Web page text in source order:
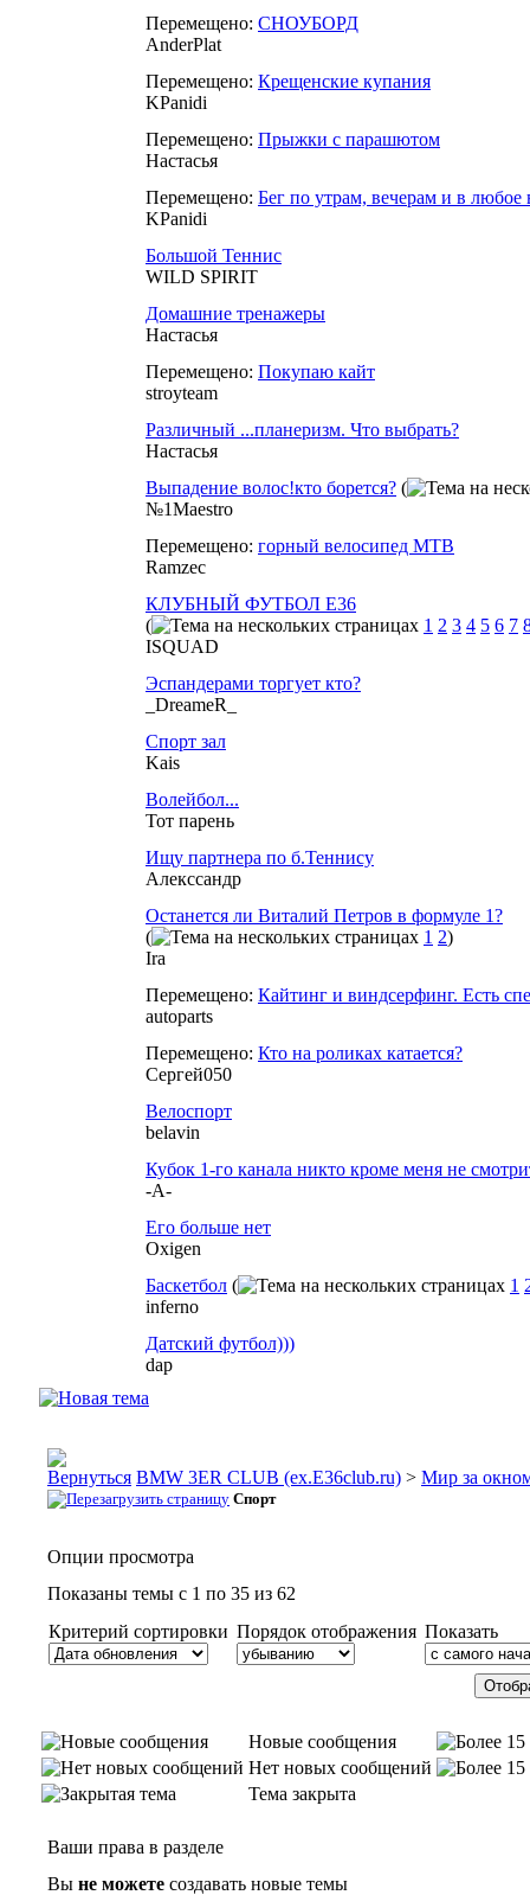
Перемещено: СНОУБОРД
AnderPlat
Перемещено: Крещенские купания
KPanidi
Перемещено: Прыжки с парашютом
Настасья
Перемещено: Бег по утрам, вечерам и в любое
KPanidi
Большой Теннис
WILD SPIRIT
Домашние тренажеры
Настасья
Перемещено: Покупаю кайт
stroyteam
Различный ...планеризм. Что выбрать?
Настасья
Выпадение волос!кто борется? (
№1Maestro
Перемещено: горный велосипед MTB
Ramzec
КЛУБНЫЙ ФУТБОЛ E36
(
1 2 3 4 5 6 7
ISQUAD
Эспандерами торгует кто?
_DreameR_
Спорт зал
Kais
Волейбол...
Тот парень
Ищу партнера по б.Теннису
Алекссандр
Останется ли Виталий Петров в формуле 1?
(
1 2)
Ira
Перемещено: Кайтинг и виндсерфинг. Есть
autoparts
Перемещено: Кто на роликах катается?
Сергей050
Велоспорт
belavin
Кубок 1-го канала никто кроме меня не
-А-
Его больше нет
Oxigen
Баскетбол ( 1
inferno
Датский футбол)))
dap
BMW 3ER CLUB (ex.E36club.ru) > Мир за
Спорт
Опции просмотра
Показаны темы с 1 по 35 из 62
Критерий сортировки Порядок отображения Показать
Новые сообщения
Нет новых сообщений
Тема закрыта
Ваши права в разделе
Вы не можете создавать новые темы